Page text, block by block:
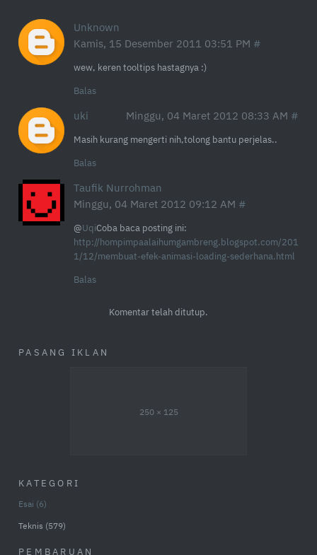
Unknown
Kamis, 15 Desember 2011 03:51 PM
wew, keren tooltips hastagnya :)
Balas
uki Minggu, 04 Maret 2012 08:33 AM
Masih kurang mengerti nih,tolong bantu perjelas..
Balas
Taufik Nurrohman
Minggu, 04 Maret 2012 09:12 AM
@UqiCoba baca posting ini:
http://hompimpaalaihumgambreng.blogspot.com/201
1/12/membuat-efek-animasi-loading-sederhana.html
Balas
Komentar telah ditutup.
PASANG IKLAN
250 × 125
KATEGORI
Esai 6
Teknis 579
PEMBARUAN